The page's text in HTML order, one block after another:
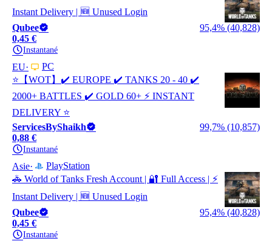
Instant Delivery | 🆕 Unused Login
Qubee
95,4% (40,828)
0,45 €
Instantané
EU
PC
⭐【WOT】✔️ EUROPE ✔️ TANKS 20 - 40 ✔️
2000+ BATTLES ✔️ GOLD 60+ ⚡ INSTANT
DELIVERY ⭐
ServicesByShaikh
99,7% (10,857)
0,88 €
Instantané
Asie
PlayStation
🚓 World of Tanks Fresh Account | 🔐 Full Access | ⚡
Instant Delivery | 🆕 Unused Login
Qubee
95,4% (40,828)
0,45 €
Instantané